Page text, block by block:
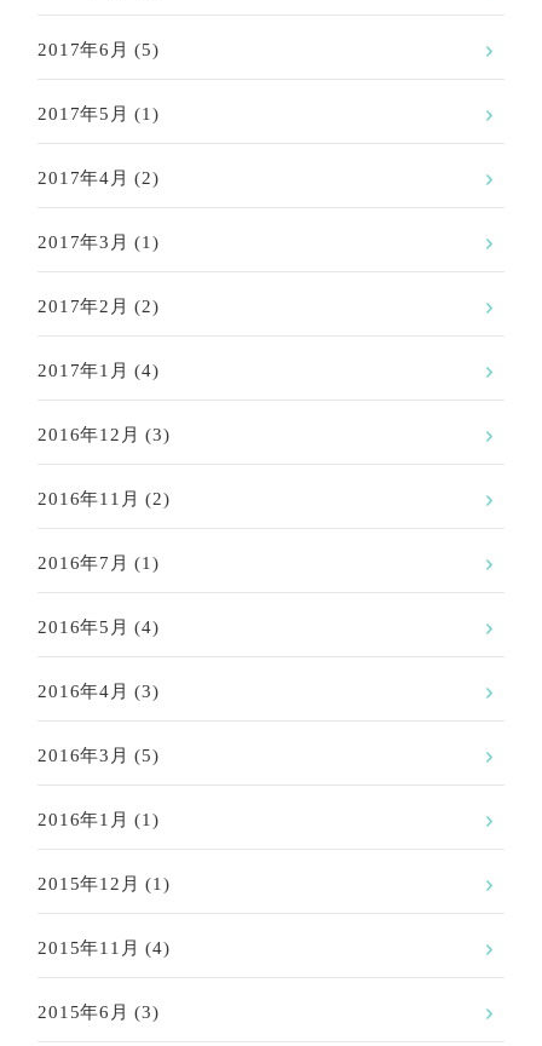
2017年6月 (5)
2017年5月 (1)
2017年4月 (2)
2017年3月 (1)
2017年2月 (2)
2017年1月 (4)
2016年12月 (3)
2016年11月 (2)
2016年7月 (1)
2016年5月 (4)
2016年4月 (3)
2016年3月 (5)
2016年1月 (1)
2015年12月 (1)
2015年11月 (4)
2015年6月 (3)